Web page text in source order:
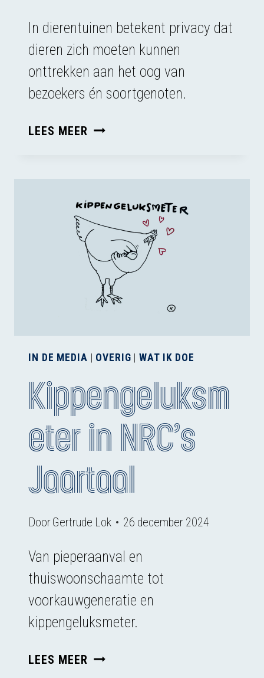
In dierentuinen betekent privacy dat
dieren zich moeten kunnen
onttrekken aan het oog van
bezoekers én soortgenoten.
LEES MEER BIJ
IN DE MEDIA OVERIG |WAT IK DOE
Kippengeluksm
eter in NRC’s
Jaartaal
DoorGertrude Lok 26 december 2024
Van pieperaanval en
thuiswoonschaamte tot
voorkauwgeneratie en
kippengeluksmeter.
LEES MEER KIPPENGELUKSMETER